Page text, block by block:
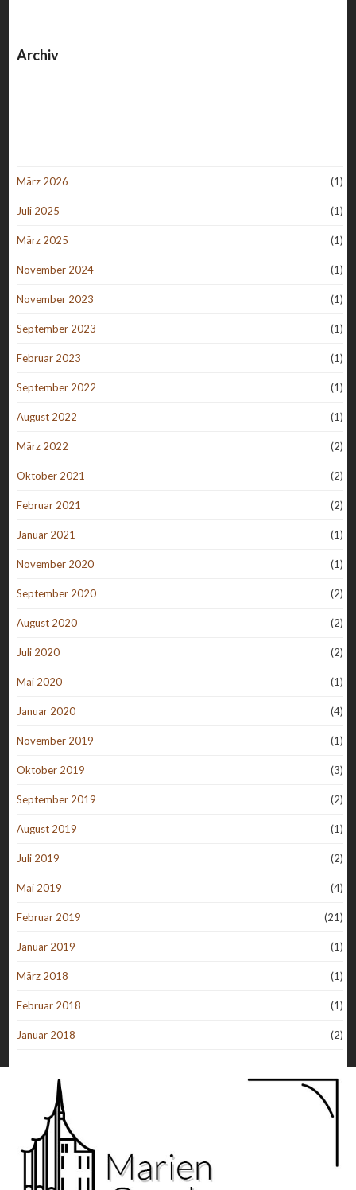
Archiv
März 2026 (1)
Juli 2025 (1)
März 2025 (1)
November 2024 (1)
November 2023 (1)
September 2023 (1)
Februar 2023 (1)
September 2022 (1)
August 2022 (1)
März 2022 (2)
Oktober 2021 (2)
Februar 2021 (2)
Januar 2021 (1)
November 2020 (1)
September 2020 (2)
August 2020 (2)
Juli 2020 (2)
Mai 2020 (1)
Januar 2020 (4)
November 2019 (1)
Oktober 2019 (3)
September 2019 (2)
August 2019 (1)
Juli 2019 (2)
Mai 2019 (4)
Februar 2019 (21)
Januar 2019 (1)
März 2018 (1)
Februar 2018 (1)
Januar 2018 (2)